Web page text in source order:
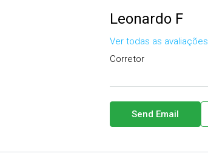
Leonardo F
Ver todas as avaliações
Corretor
Send Email